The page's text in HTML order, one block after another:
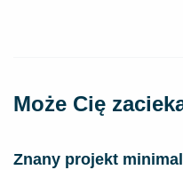
Może Cię
Znany projekt